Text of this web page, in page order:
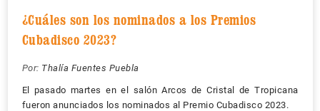
¿Cuáles son los nominados a los Premios
Cubadisco 2023?
Por: Thalía Fuentes Puebla
El pasado martes en el salón Arcos de Cristal de Tropicana
fueron anunciados los nominados al Premio Cubadisco 2023.